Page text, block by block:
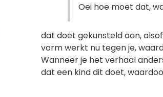
Oei hoe moet dat,
dat doet gekunsteld aan,
vorm werkt nu tegen je,
Wanneer je het verhaal
dat een kind dit doet,